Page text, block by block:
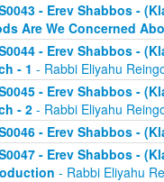
- Erev Shabbos -
Are We Concerned
- Erev Shabbos -
- 1 - Rabbi Eliyahu
- Erev Shabbos -
- 2- Rabbi Eliyahu
- Erev Shabbos -
- Erev Shabbos -
- Rabbi Eliyahu